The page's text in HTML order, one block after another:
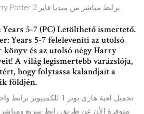
والمغامرات الممتعة Harry Potter 2 برابط مباشر من ميديا فاير.
5-7 (PC) Letölthető ismertető.
Years 5-7 feleleveníti az utolsó
és az utolsó négy Harry
A világ legismertebb varázslója,
hogy folytassa kalandjait a
földjén.
تحميل لعبة هارى بوتر 1